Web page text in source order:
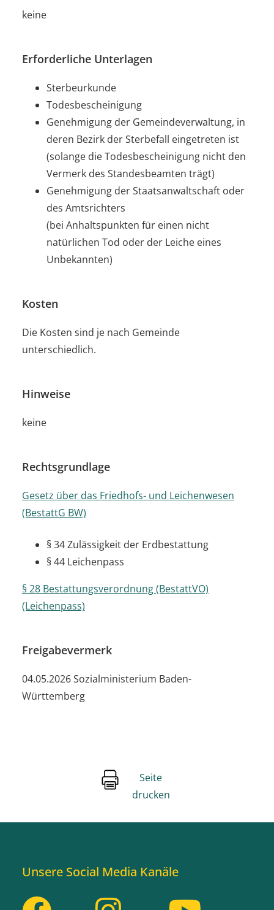
keine
Erforderliche Unterlagen
Sterbeurkunde
Todesbescheinigung
Genehmigung der Gemeindeverwaltung, in
deren Bezirk der Sterbefall eingetreten ist
(solange die Todesbescheinigung nicht den
Vermerk des Standesbeamten trägt)
Genehmigung der Staatsanwaltschaft oder
des Amtsrichters
(bei Anhaltspunkten für einen nicht
natürlichen Tod oder der Leiche eines
Unbekannten)
Kosten
Die Kosten sind je nach Gemeinde
unterschiedlich.
Hinweise
keine
Rechtsgrundlage
Gesetz über das Friedhofs- und Leichenwesen
(BestattG BW)
§ 34Zulässigkeit der Erdbestattung
§ 44 Leichenpass
§ 28 Bestattungsverordnung (BestattVO)
(Leichenpass)
Freigabevermerk
04.05.2026 Sozialministerium Baden-
Württemberg
Seite
drucken
Unsere Social Media Kanäle